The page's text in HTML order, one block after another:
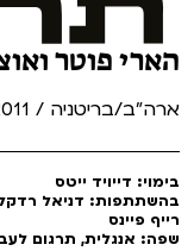
הארי פוטר
ארה"ב/בריטניה / 2011 / אורך: 130
בימוי: דייויד ייטס
בהשתתפות: דניאל
רייף פיינס
שפה: אנגלית, תרגום